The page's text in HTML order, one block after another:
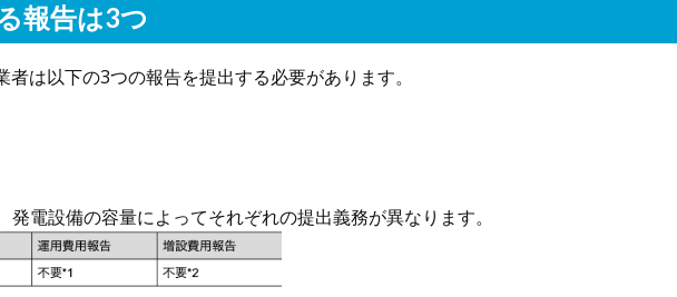
報告は3つ
は以下の3つの報告を提出する必要があります。
電設備の容量によってそれぞれの提出義務が異なります。